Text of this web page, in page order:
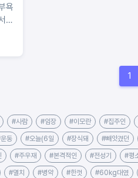
욕
도
1
#사람 #임장 #이모란 #집주인
동 #오늘(6일 #장식돼 #빼앗겼던
#주우재 #본격적인 #전성기 #평
#멸치 #병약 #한껏 #60kg대였